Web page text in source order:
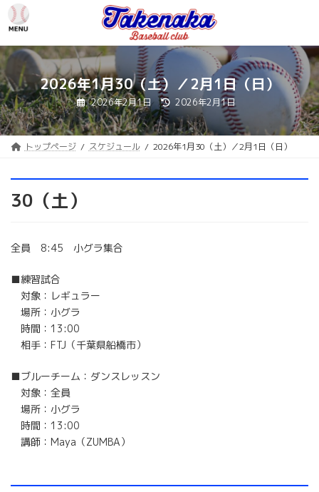
テ
ン
ツ
へ
ス
キ
ッ
プ
ゲ
ー
シ
ョ
ン
に
移
動
2026年1月30（土）／2月1日（日）
2026年2月1日 最
更
新
日
時
:
2026年2月1日
トップページ スケジュール 2026年1月30（土）／2月1日（日）
30（土）
全員 8:45 小グラ集合
■練習試合
対象：レギュラー
場所：小グラ
時間：13:00
相手：FTJ（千葉県船橋市）
■ブルーチーム：ダンスレッスン
対象：全員
場所：小グラ
時間：13:00
講師：Maya（ZUMBA）